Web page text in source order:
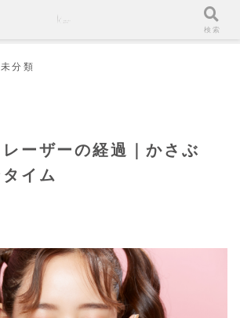
未分類
ーザーの経過｜かさぶ
イム
検索